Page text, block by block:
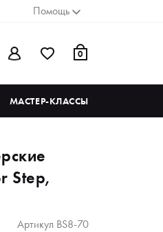
Помощь
0
МАСТЕР-КЛАССЫ
Step,
Артикул BS8-70